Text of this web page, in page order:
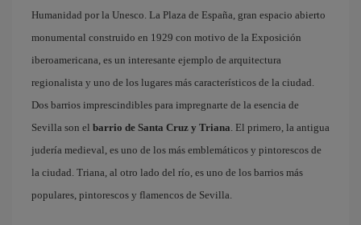
Humanidad por la Unesco. La Plaza de España, gran espacio abierto
monumental construido en 1929 con motivo de la Exposición
iberoamericana, es un interesante ejemplo de arquitectura
regionalista y uno de los lugares más característicos de la ciudad.
Dos barrios imprescindibles para impregnarte de la esencia de
Sevilla son el barrio de Santa Cruz y Triana. El primero, la antigua
judería medieval, es uno de los más emblemáticos y pintorescos de
la ciudad. Triana, al otro lado del río, es uno de los barrios más
populares, pintorescos y flamencos de Sevilla.